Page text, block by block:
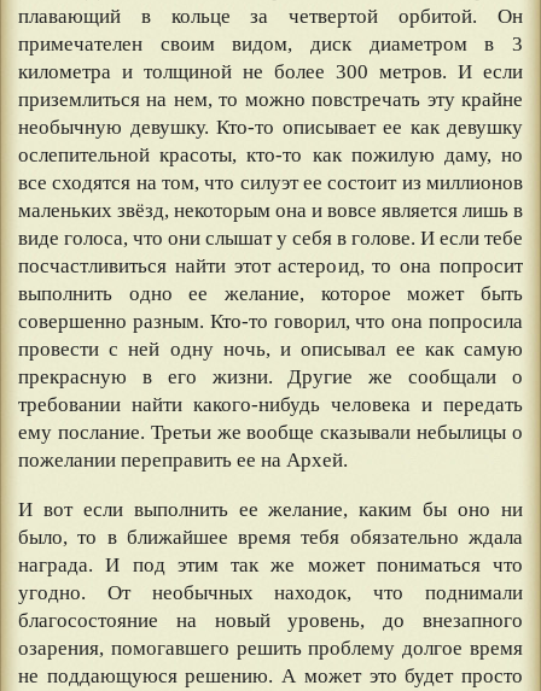
плавающий в кольце за четвертой орбитой. Он
примечателен своим видом, диск диаметром в 3
километра и толщиной не более 300 метров. И если
приземлиться на нем, то можно повстречать эту крайне
необычную девушку. Кто-то описывает ее как девушку
ослепительной красоты, кто-то как пожилую даму, но
все сходятся на том, что силуэт ее состоит из миллионов
маленьких звёзд, некоторым она и вовсе является лишь в
виде голоса, что они слышат у себя в голове. И если тебе
посчастливиться найти этот астероид, то она попросит
выполнить одно ее желание, которое может быть
совершенно разным. Кто-то говорил, что она попросила
провести с ней одну ночь, и описывал ее как самую
прекрасную в его жизни. Другие же сообщали о
требовании найти какого-нибудь человека и передать
ему послание. Третьи же вообще сказывали небылицы о
пожелании переправить ее на Архей.
И вот если выполнить ее желание, каким бы оно ни
было, то в ближайшее время тебя обязательно ждала
награда. И под этим так же может пониматься что
угодно. От необычных находок, что поднимали
благосостояние на новый уровень, до внезапного
озарения, помогавшего решить проблему долгое время
не поддающуюся решению. А может это будет просто